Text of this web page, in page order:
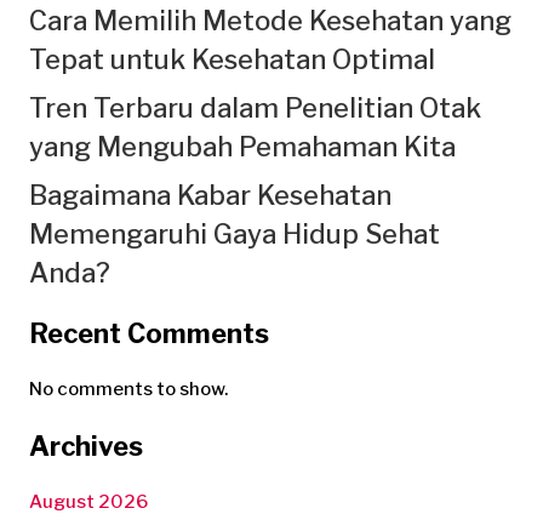
Cara Memilih Metode Kesehatan yang
Tepat untuk Kesehatan Optimal
Tren Terbaru dalam Penelitian Otak
yang Mengubah Pemahaman Kita
Bagaimana Kabar Kesehatan
Memengaruhi Gaya Hidup Sehat
Anda?
Recent Comments
No comments to show.
Archives
August 2026